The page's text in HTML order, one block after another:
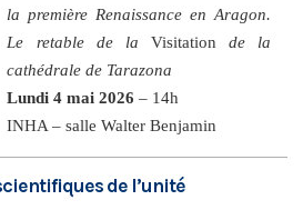
la première Renaissance en Aragon.
Le retable de la Visitation de la
cathédrale de Tarazona
Lundi 4 mai 2026 – 14h
INHA – salle Walter Benjamin
de l’unité